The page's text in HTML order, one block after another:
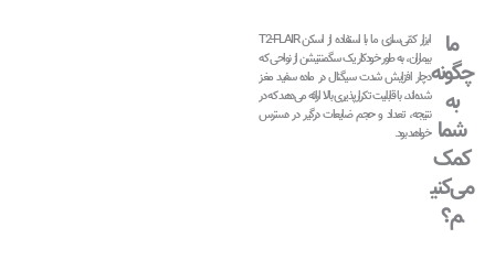
ما
چگونه
به
شما
کمک
می‌کنی
م؟
ابزار کمّی‌سازی ما با استفاده از اسکن T2-FLAIR
بیماران، به طور خودکار یک سگمنتیشن از نواحی که
دچار افزایش شدت سیگنال در ماده سفید مغز
شده‌اند، با قابلیت تکرارپذیری بالا ارائه می‌دهد که در
نتیجه، تعداد و حجم ضایعات درگیر در دسترس
خواهد بود.